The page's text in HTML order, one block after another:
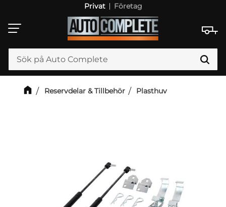
Meny
Privat Företag
Reservdelar & Tillbehör Plasthuv